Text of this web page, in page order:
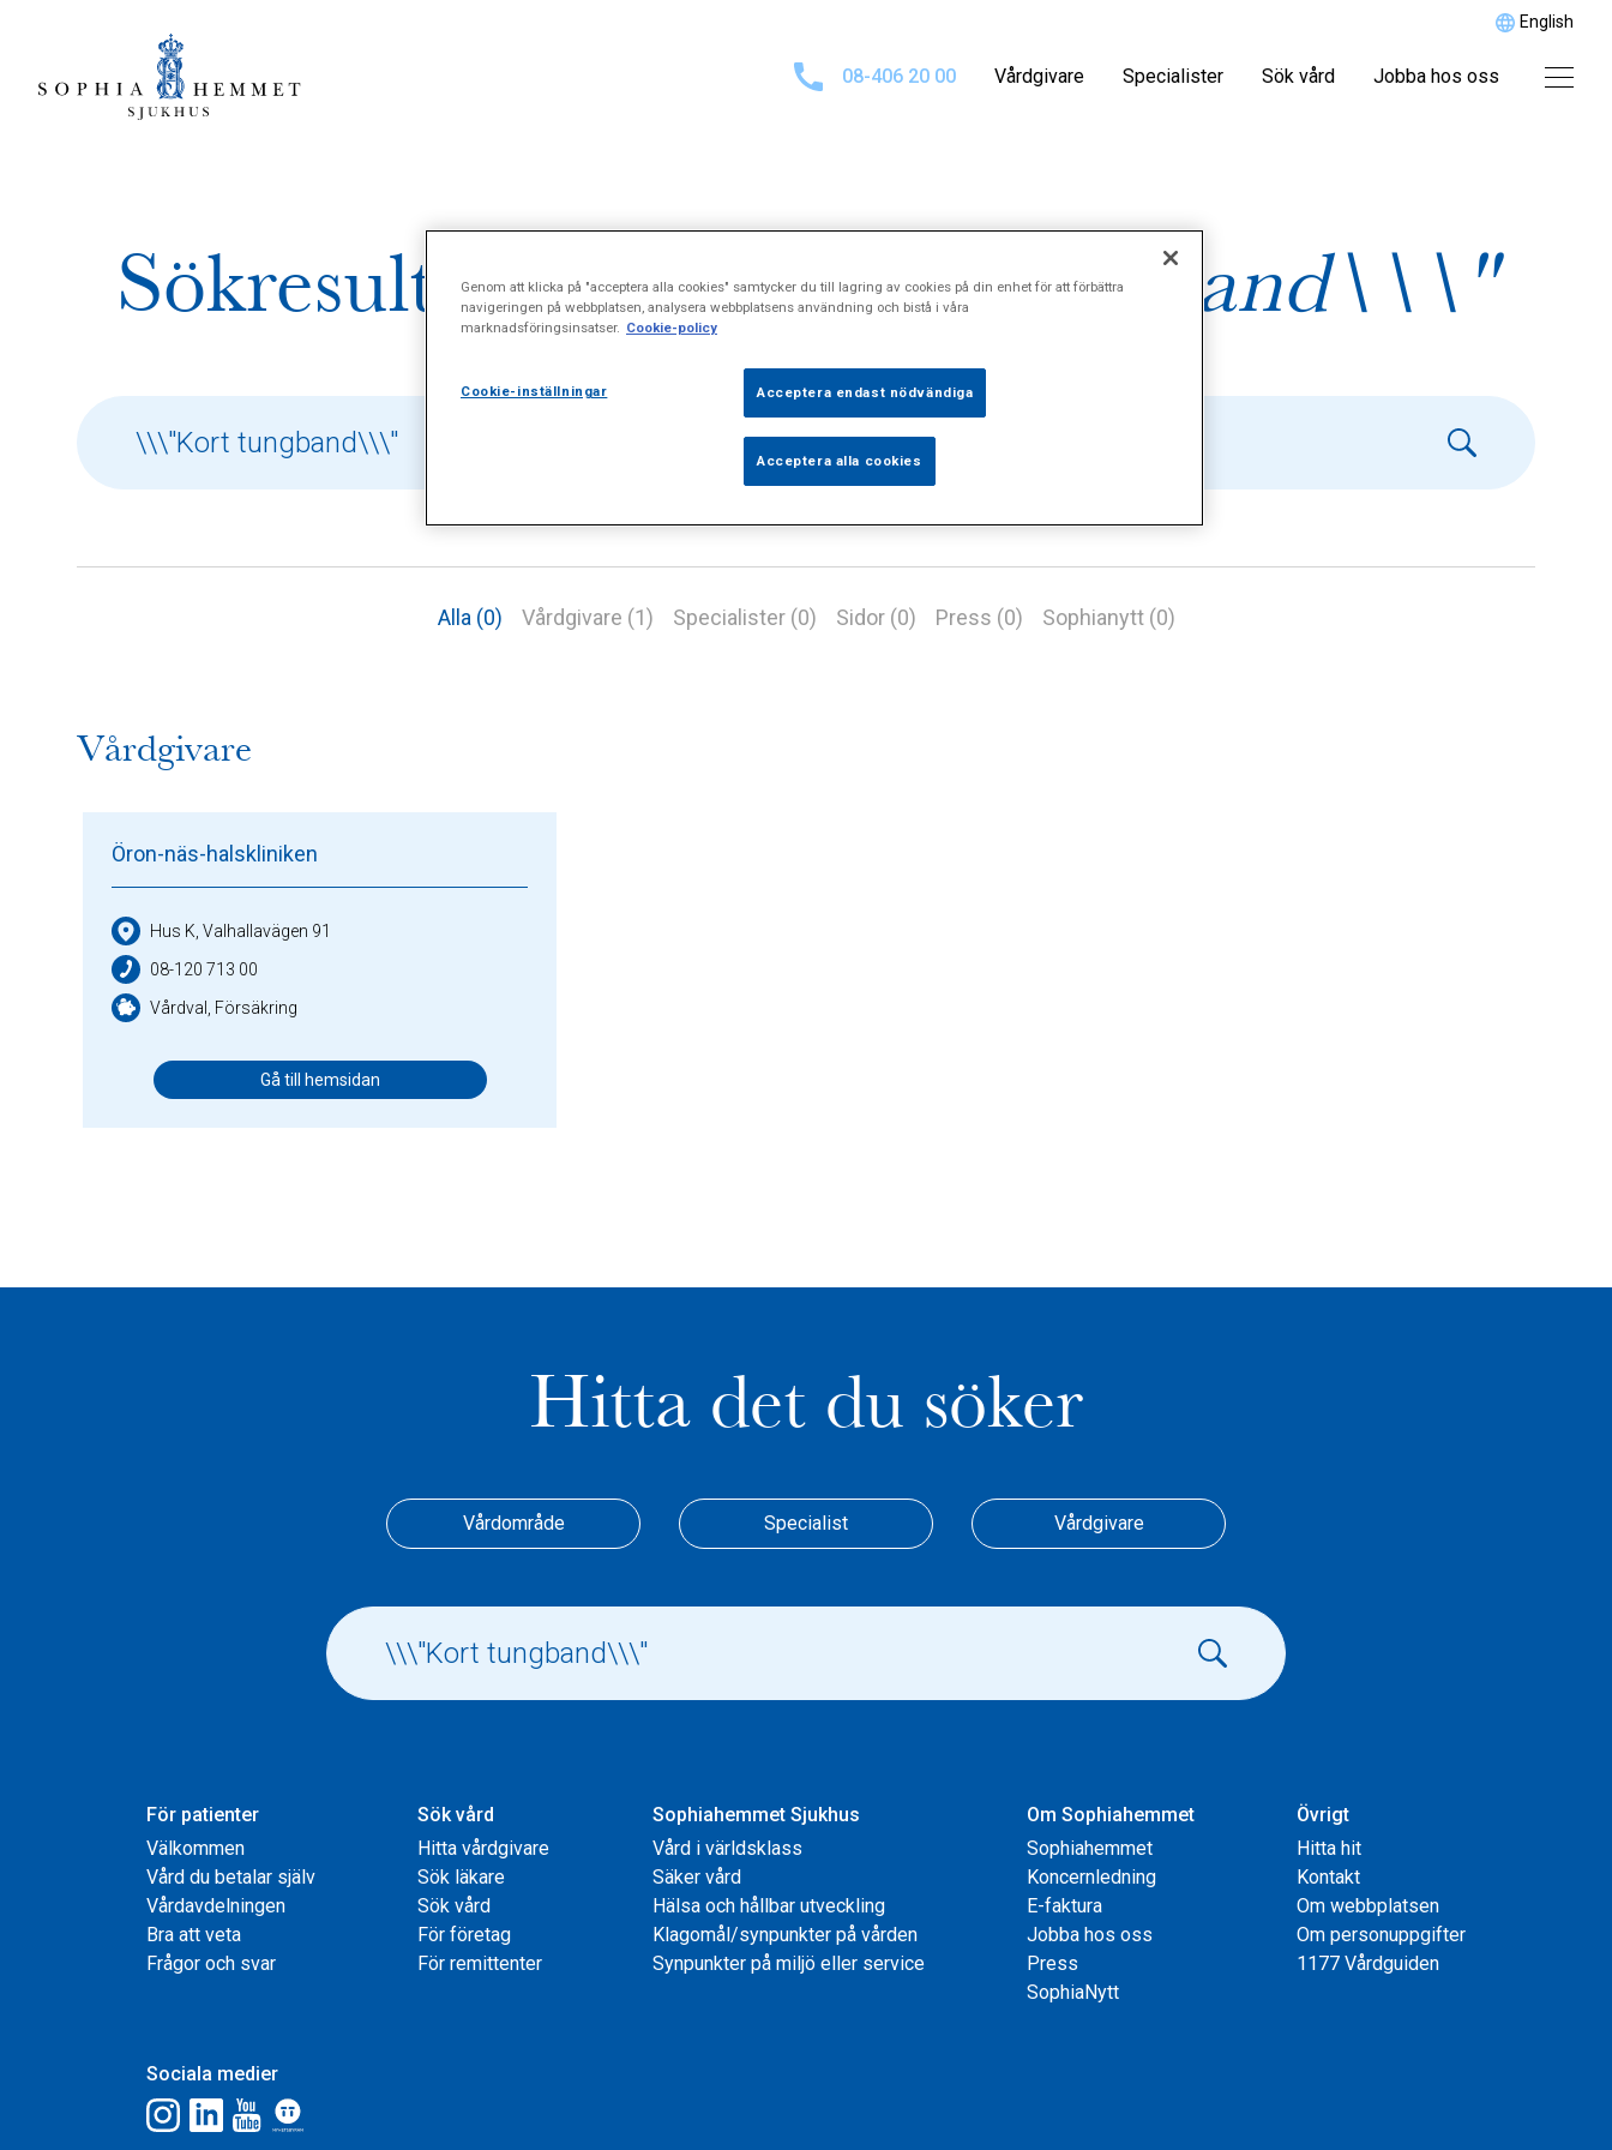
English
08-406 20 00 Vårdgivare Specialister Sök vård Jobba hos oss
Sökresultat för\\\"Kort tungband\\\"
Alla (0) Vårdgivare (1) Specialister (0) Sidor (0) Press (0) Sophianytt (0)
Vårdgivare
Öron-näs-halskliniken
Hus K, Valhallavägen 91
08-120 713 00
Vårdval, Försäkring
Gå till hemsidan
Hitta det du söker
Vårdområde Specialist Vårdgivare
För patienter
Välkommen
Vård du betalar själv
Vårdavdelningen
Bra att veta
Frågor och svar
Sök vård
Hitta vårdgivare
Sök läkare
Sök vård
För företag
För remittenter
Sophiahemmet Sjukhus
Vård i världsklass
Säker vård
Hälsa och hållbar utveckling
Klagomål/synpunkter på vården
Synpunkter på miljö eller service
Om Sophiahemmet
Sophiahemmet
Koncernledning
E-faktura
Jobba hos oss
Press
SophiaNytt
Övrigt
Hitta hit
Kontakt
Om webbplatsen
Om personuppgifter
1177 Vårdguiden
Sociala medier
Genom att klicka på "acceptera alla cookies" samtycker du till lagring av cookies på din enhet för att förbättra
navigeringen på webbplatsen, analysera webbplatsens användning och bistå i våra
marknadsföringsinsatser. Cookie-policy
Cookie-inställningar Acceptera endast nödvändiga
Acceptera alla cookies